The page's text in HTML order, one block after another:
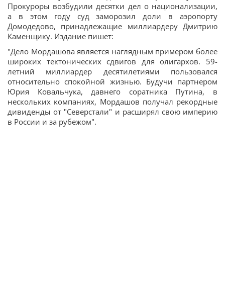
Прокуроры возбудили десятки дел о национализации,
а в этом году суд заморозил доли в аэропорту
Домодедово, принадлежащие миллиардеру Дмитрию
Каменщику. Издание пишет:
"Дело Мордашова является наглядным примером более
широких тектонических сдвигов для олигархов. 59-
летний миллиардер десятилетиями пользовался
относительно спокойной жизнью. Будучи партнером
Юрия Ковальчука, давнего соратника Путина, в
нескольких компаниях, Мордашов получал рекордные
дивиденды от "Северстали" и расширял свою империю
в России и за рубежом".